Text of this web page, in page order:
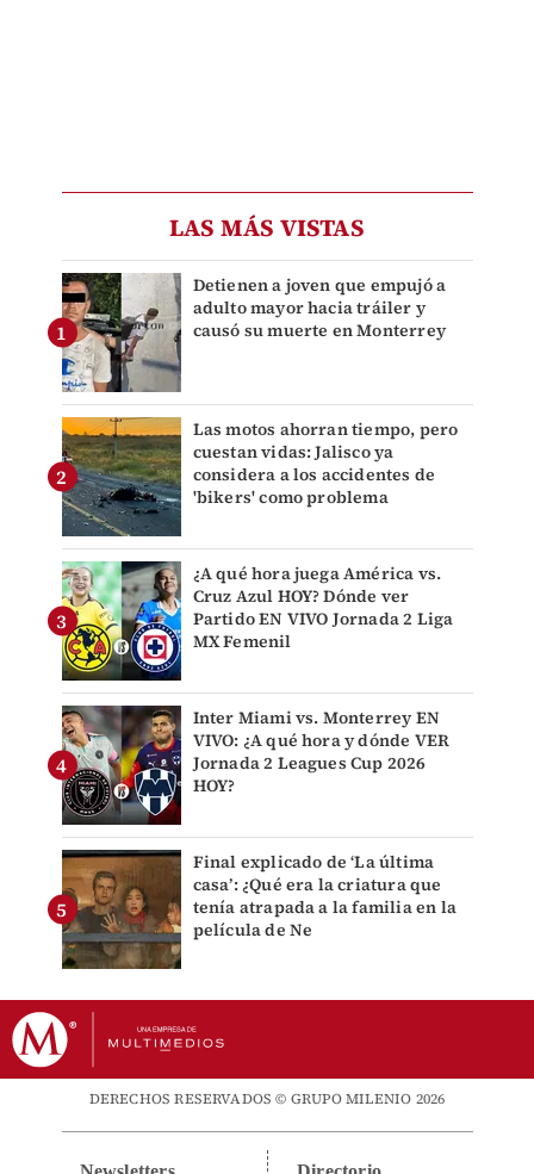
LAS MÁS VISTAS
Detienen a joven que empujó a
adulto mayor hacia tráiler y
causó su muerte en Monterrey
Las motos ahorran tiempo, pero
cuestan vidas: Jalisco ya
considera a los accidentes de
'bikers' como problema
¿A qué hora juega América vs.
Cruz Azul HOY? Dónde ver
Partido EN VIVO Jornada 2 Liga
MX Femenil
Inter Miami vs. Monterrey EN
VIVO: ¿A qué hora y dónde VER
Jornada 2 Leagues Cup 2026
HOY?
Final explicado de ‘La última
casa’: ¿Qué era la criatura que
tenía atrapada a la familia en la
película de Ne
DERECHOS RESERVADOS © GRUPO MILENIO 2026